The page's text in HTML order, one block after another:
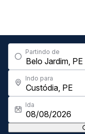
Partindo de
Indo para
Ida